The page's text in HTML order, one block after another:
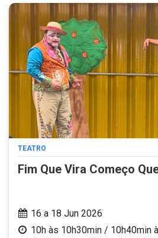
TEATRO
Fim Que Vira Começo
16 a 18 Jun 2026
10h às 10h30min / 10h40min